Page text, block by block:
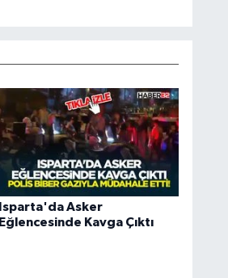
Isparta'da Asker
Eğlencesinde Kavga Çıktı